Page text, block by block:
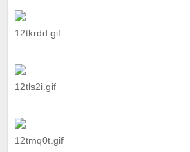
12tkrdd.gif
12tls2i.gif
12tmq0t.gif